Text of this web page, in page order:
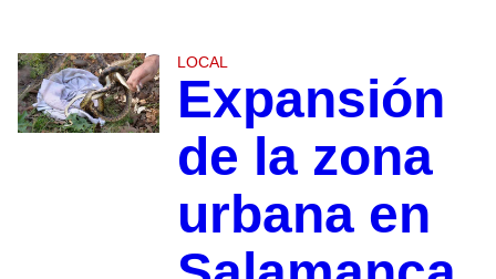
LOCAL
Expansión
de la zona
urbana en